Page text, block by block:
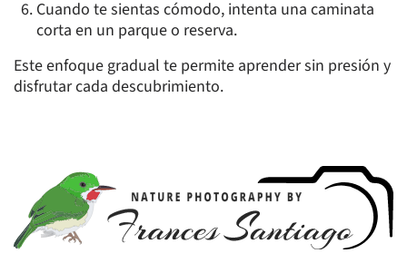
Cuando te sientas cómodo, intenta una caminata
corta en un parque o reserva.
Este enfoque gradual te permite aprender sin presión y
disfrutar cada descubrimiento.